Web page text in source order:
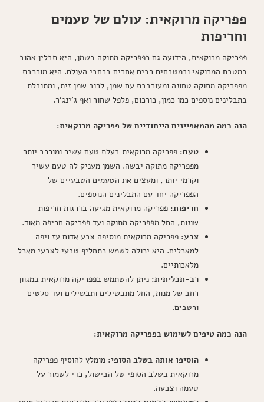
פפריקה מרוקאית: עולם של טעמים
וחריפות
פפריקה מרוקאית, הידועה גם כפפריקה מתוקה בשמן, היא תבלין אהוב
במטבח המרוקאי ובמטבחים רבים אחרים ברחבי העולם. היא מורכבת
מפפריקה מתוקה טחונה ומעורבבת עם שמן, לרוב שמן זית, ומתובלת
בתבלינים נוספים כמו כמון, כורכום, פלפל שחור ואף ג'ינג'ר.
הנה כמה מהמאפיינים הייחודיים של פפריקה מרוקאית:
טעם: פפריקה מרוקאית בעלת טעם עשיר ומורכב יותר
מפפריקה מתוקה יבשה. השמן מעניק לה טעם עשיר
וקרמי יותר, ומעצים את הטעמים הטבעיים של
הפפריקה יחד עם התבלינים הנוספים.
חריפות: פפריקה מרוקאית מגיעה בדרגות חריפות
שונות, החל מפפריקה מתוקה ועד פפריקה חריפה מאוד.
צבע: פפריקה מרוקאית מוסיפה צבע אדום עז ויפה
למאכלים. היא יכולה לשמש כתחליף טבעי לצבעי מאכל
מלאכותיים.
רב-תכליתית: ניתן להשתמש בפפריקה מרוקאית במגוון
רחב של מנות, החל מתבשילים ותבשילים ועד סלטים
ורטבים.
הנה כמה טיפים לשימוש בפפריקה מרוקאית:
הוסיפו אותה בשלב הסופי: מומלץ להוסיף פפריקה
מרוקאית בשלב הסופי של הבישול, כדי לשמור על
טעמה וצבעה.